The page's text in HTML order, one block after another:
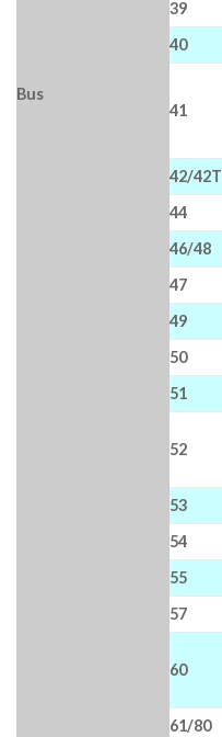
Bus
39
40
41
42/42T
44
46/48
47
49
50
51
52
53
54
55
57
60
61/80